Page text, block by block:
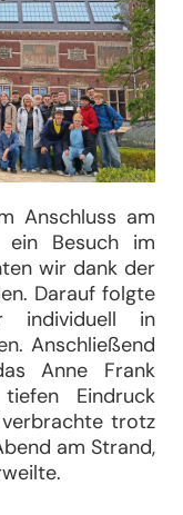
Anschluss am
ein Besuch im
wir dank der
Darauf folgte
individuell in
Anschließend
Anne Frank
Eindruck
trotz
am Strand,